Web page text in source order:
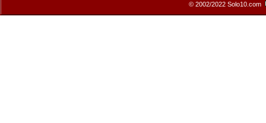
© 2002/2022 Solo10.com